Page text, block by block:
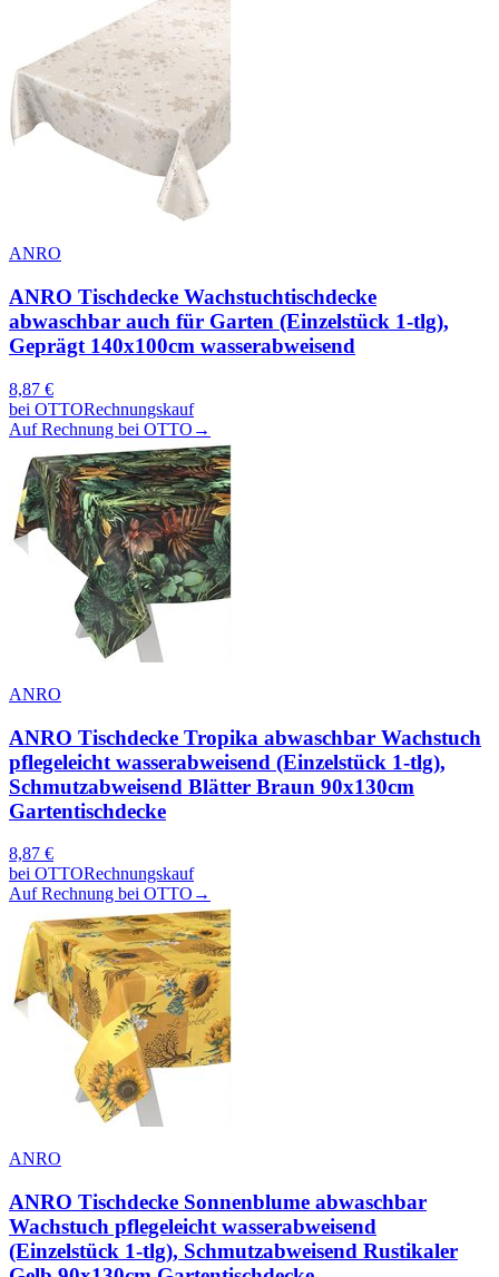
ANRO
ANRO Tischdecke Wachstuchtischdecke
abwaschbar auch für Garten (Einzelstück 1-tlg),
Geprägt 140x100cm wasserabweisend
8,87 €
bei OTTORechnungskauf
Auf Rechnung bei OTTO →
ANRO
ANRO Tischdecke Tropika abwaschbar Wachstuch
pflegeleicht wasserabweisend (Einzelstück 1-tlg),
Schmutzabweisend Blätter Braun 90x130cm
Gartentischdecke
8,87 €
bei OTTORechnungskauf
Auf Rechnung bei OTTO →
ANRO
ANRO Tischdecke Sonnenblume abwaschbar
Wachstuch pflegeleicht wasserabweisend
(Einzelstück 1-tlg), Schmutzabweisend Rustikaler